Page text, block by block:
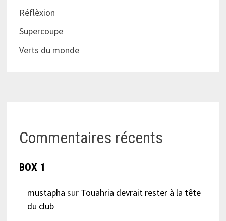
Réflèxion
Supercoupe
Verts du monde
Commentaires récents
BOX 1
mustapha sur Touahria devrait rester à la tête
du club